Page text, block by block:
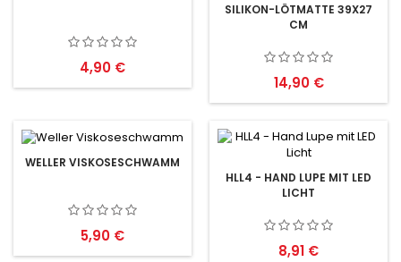
Preis
4,90 €
SILIKON-LÖTMATTE 39X27
CM
Preis
14,90 €
WELLER VISKOSESCHWAMM
Preis
5,90 €
HLL4 - HAND LUPE MIT LED
LICHT
Preis
8,91 €